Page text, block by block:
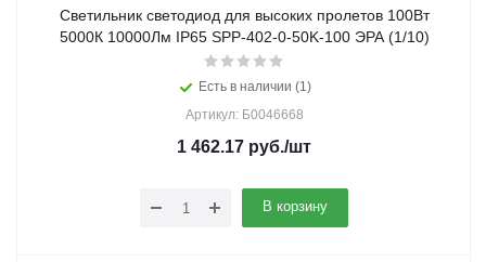
Cветильник cветодиод для высоких пролетов 100Вт
5000К 10000Лм IP65 SPP-402-0-50K-100 ЭРА (1/10)
Есть в наличии (1)
Артикул: Б0046668
1 462.17 руб./шт
В корзину